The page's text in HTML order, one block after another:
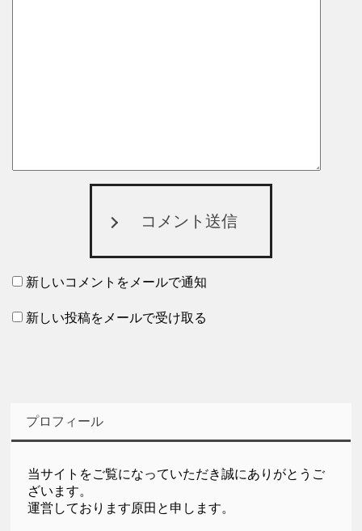
コメント送信
新しいコメントをメールで通知
新しい投稿をメールで受け取る
プロフィール
当サイトをご覧になっていただき誠にありがとうご
ざいます。
運営しております原田と申します。